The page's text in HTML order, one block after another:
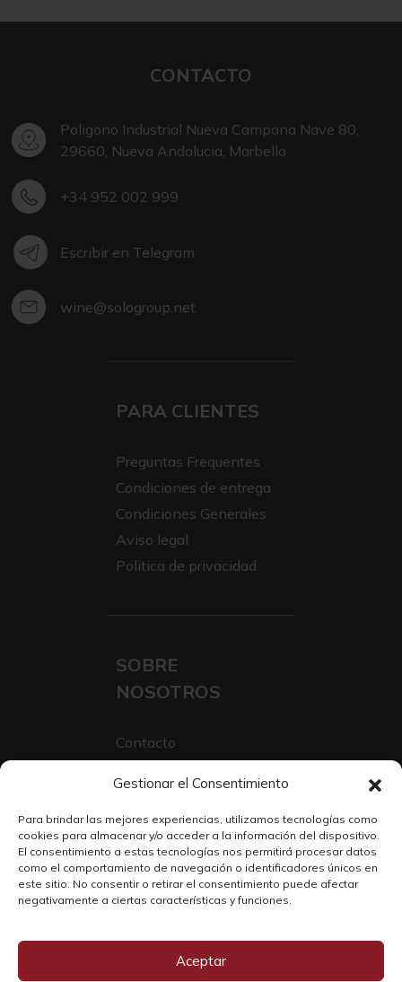
Gestionar el Consentimiento
Para brindar las mejores experiencias, utilizamos tecnologías como
cookies para almacenar y/o acceder a la información del dispositivo.
El consentimiento a estas tecnologías nos permitirá procesar datos
como el comportamiento de navegación o identificadores únicos en
este sitio. No consentir o retirar el consentimiento puede afectar
negativamente a ciertas características y funciones.
Aceptar
CONTACTO
Poligono Industrial Nueva Campana Nave 80,
29660, Nueva Andalucia, Marbella
+34 952 002 999
Escribir en Telegram
wine@sologroup.net
PARA CLIENTES
Preguntas Frequentes
Condiciones de entrega
Condiciones Generales
Aviso legal
Politica de privacidad
SOBRE
NOSOTROS
Contacto